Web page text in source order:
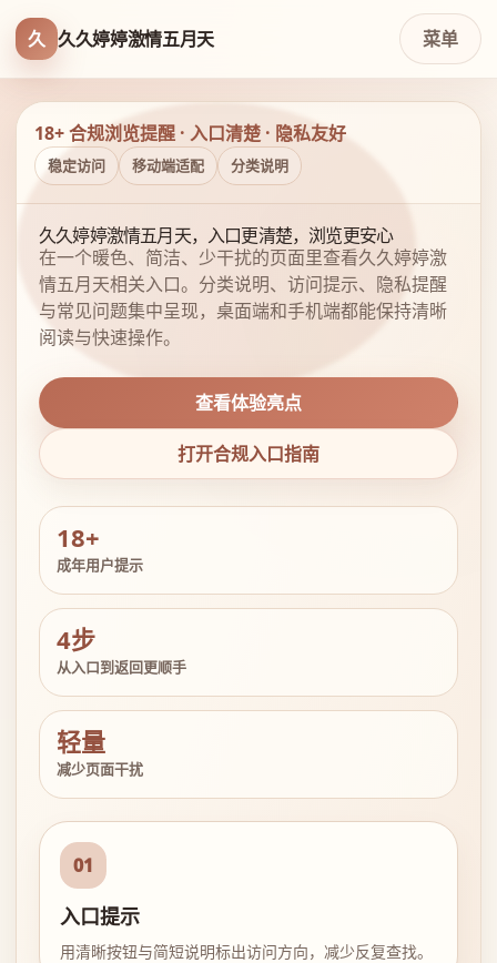
久 久久婷婷激情五月天 菜单
18+ 合规浏览提醒 · 入口清楚 · 隐私友好
稳定访问 移动端适配 分类说明
久久婷婷激情五月天，入口更清楚，浏览更安心
在一个暖色、简洁、少干扰的页面里查看久久婷婷激
情五月天相关入口。分类说明、访问提示、隐私提醒
与常见问题集中呈现，桌面端和手机端都能保持清晰
阅读与快速操作。
查看体验亮点
打开合规入口指南
18+
成年用户提示
4步
从入口到返回更顺手
轻量
减少页面干扰
01
入口提示
用清晰按钮与简短说明标出访问方向，减少反复查找。